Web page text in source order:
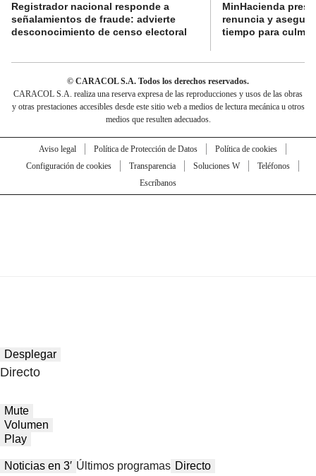
Registrador nacional responde a
señalamientos de fraude: advierte
desconocimiento de censo electoral
MinHacienda
renuncia y
tiempo para
© CARACOL S.A. Todos los derechos reservados.
CARACOL S.A. realiza una reserva expresa de las reproducciones y usos de las obras
y otras prestaciones accesibles desde este sitio web a medios de lectura mecánica u otros
medios que resulten adecuados.
Aviso legal Política de Protección de Datos
Política de cookies
Configuración de cookies
Transparencia Soluciones W
Teléfonos
Escríbanos
Desplegar
Directo
Mute
Volumen
Play
Noticias en 3′ Últimos programas Directo